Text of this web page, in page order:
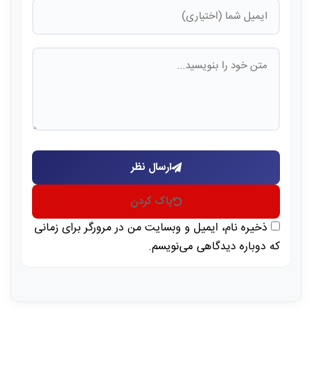
ارسال نظر
پاک کردن
ذخیره نام، ایمیل و وبسایت من در مرورگر برای زمانی
که دوباره دیدگاهی می‌نویسم.